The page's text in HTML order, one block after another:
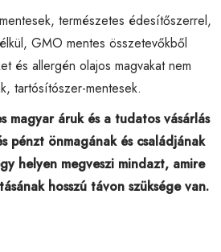
természetes édesítőszerrel,
GMO mentes összetevőkből
és allergén olajos magvakat nem
tartósítószer-mentesek.
magyar áruk és a tudatos vásárlás
pénzt önmagának és családjának
helyen megveszi mindazt, amire
hosszú távon szüksége van.